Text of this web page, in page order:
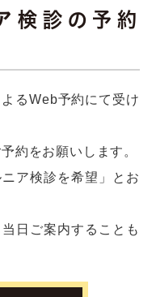
検診の予約
るWeb予約にて受け
約をお願いします。
ア検診を希望」とお
日ご案内することも